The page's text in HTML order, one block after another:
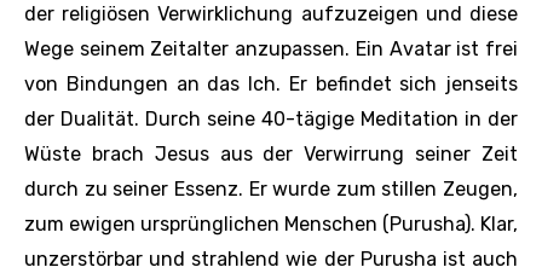
der religiösen Verwirklichung aufzuzeigen und diese
Wege seinem Zeitalter anzupassen. Ein Avatar ist frei
von Bindungen an das Ich. Er befindet sich jenseits
der Dualität. Durch seine 40-tägige Meditation in der
Wüste brach Jesus aus der Verwirrung seiner Zeit
durch zu seiner Essenz. Er wurde zum stillen Zeugen,
zum ewigen ursprünglichen Menschen (Purusha). Klar,
unzerstörbar und strahlend wie der Purusha ist auch